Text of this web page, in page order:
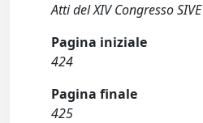
Atti del XIV Congresso SIVE
Pagina iniziale
424
Pagina finale
425